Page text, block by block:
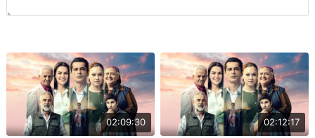
02:12:17
02:09:30